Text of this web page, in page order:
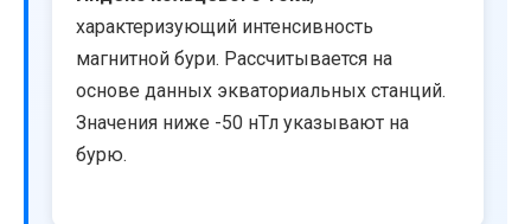
характеризующий интенсивность
магнитной бури. Рассчитывается на
основе данных экваториальных станций.
Значения ниже -50 нТл указывают на
бурю.